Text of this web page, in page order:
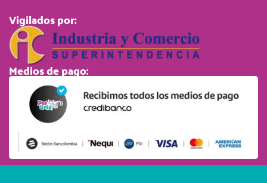
Vigilados por:
Medios de pago: